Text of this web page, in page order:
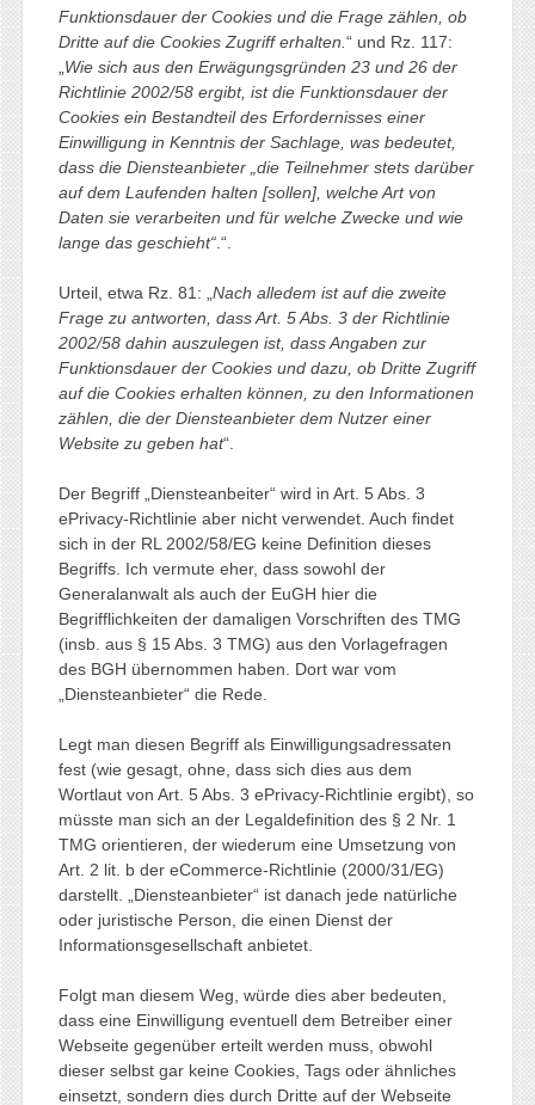
Funktionsdauer der Cookies und die Frage zählen, ob
Dritte auf die Cookies Zugriff erhalten. “ und Rz. 117:
Wie sich aus den Erwägungsgründen 23 und 26 der
Richtlinie 2002/58 ergibt, ist die Funktionsdauer der
Cookies ein Bestandteil des Erfordernisses einer
Einwilligung in Kenntnis der Sachlage, was bedeutet,
dass die Diensteanbieter „die Teilnehmer stets darüber
auf dem Laufenden halten [sollen], welche Art von
Daten sie verarbeiten und für welche Zwecke und wie
lange das geschieht“.“.
Urteil, etwa Rz. 81: „ Nach alledem ist auf die zweite
Frage zu antworten, dass Art. 5 Abs. 3 der Richtlinie
2002/58 dahin auszulegen ist, dass Angaben zur
Funktionsdauer der Cookies und dazu, ob Dritte Zugriff
auf die Cookies erhalten können, zu den Informationen
zählen, die der Diensteanbieter dem Nutzer einer
Website zu geben hat“.
Der Begriff „Diensteanbeiter“ wird in Art. 5 Abs. 3
ePrivacy-Richtlinie aber nicht verwendet. Auch findet
sich in der RL 2002/58/EG keine Definition dieses
Begriffs. Ich vermute eher, dass sowohl der
Generalanwalt als auch der EuGH hier die
Begrifflichkeiten der damaligen Vorschriften des TMG
(insb. aus § 15 Abs. 3 TMG) aus den Vorlagefragen
des BGH übernommen haben. Dort war vom
„Diensteanbieter“ die Rede.
Legt man diesen Begriff als Einwilligungsadressaten
fest (wie gesagt, ohne, dass sich dies aus dem
Wortlaut von Art. 5 Abs. 3 ePrivacy-Richtlinie ergibt), so
müsste man sich an der Legaldefinition des § 2 Nr. 1
TMG orientieren, der wiederum eine Umsetzung von
Art. 2 lit. b der eCommerce-Richtlinie (2000/31/EG)
darstellt. „Diensteanbieter“ ist danach jede natürliche
oder juristische Person, die einen Dienst der
Informationsgesellschaft anbietet.
Folgt man diesem Weg, würde dies aber bedeuten,
dass eine Einwilligung eventuell dem Betreiber einer
Webseite gegenüber erteilt werden muss, obwohl
dieser selbst gar keine Cookies, Tags oder ähnliches
einsetzt, sondern dies durch Dritte auf der Webseite